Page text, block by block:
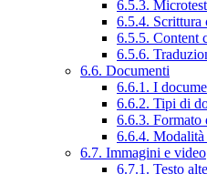
6.5.3.
6.5.4. Scrittura
6.5.5. Content
6.5.6.
6.6. Documenti
6.6.1. I
6.6.2. Tipi di
6.6.3. Formato
6.6.4.
6.7. Immagini e video
6.7.1. Testo